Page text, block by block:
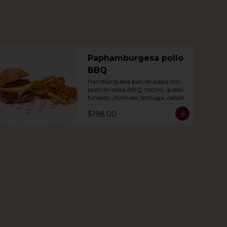
Paphamburgesa pollo
BBQ
Hamburguesa pan de papa con
pollo en salsa BBQ, tocino, queso
fundido, jitomate, lechuga, cebolla
morada, nuestro aderezo, papas
fritas y rizo.
$198.00